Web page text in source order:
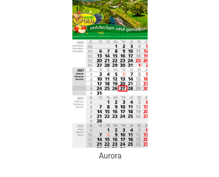
Verfügbar
Zum Merkzettel hinzufügen
Aurora